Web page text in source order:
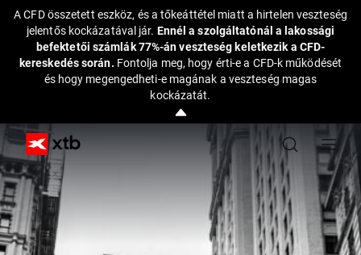
A CFD összetett eszköz, és a tőkeáttétel miatt a hirtelen veszteség
jelentős kockázatával jár. Ennél a szolgáltatónál a lakossági
befektetői számlák 77%-án veszteség keletkezik a CFD-
kereskedés során. Fontolja meg, hogy érti-e a CFD-k működését
és hogy megengedheti-e magának a veszteség magas
kockázatát.